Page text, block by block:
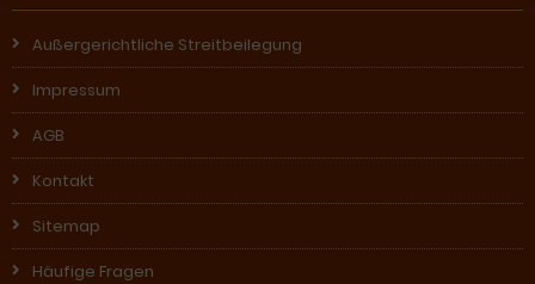
Außergerichtliche Streitbeilegung
Impressum
AGB
Kontakt
Sitemap
Häufige Fragen